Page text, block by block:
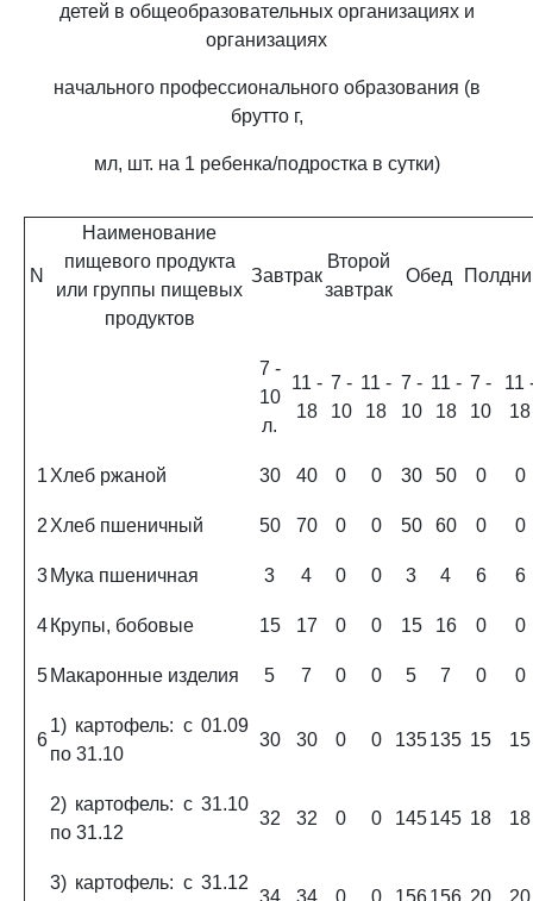
детей в общеобразовательных организациях и
организациях
начального профессионального образования (в
брутто г,
мл, шт. на 1 ребенка/подростка в сутки)
N
Наименование
пищевого продукта
или группы пищевых
продуктов
Завтрак
Второй
завтрак
Обед
7 -
10
л.
11 -
18
7 -
10
11 -
18
7 -
10
11 -
18
7 -
10
11
18
1 Хлеб ржаной 30 40 0 0 30 50 0 0
2 Хлеб пшеничный 50 70 0 0 50 60 0 0
3 Мука пшеничная 3 4 0 0 3 4 6 6
4 Крупы, бобовые 15 17 0 0 15 16 0 0
5 Макаронные изделия 5 7 0 0 5 7 0 0
6
1) картофель: с 01.09
по 31.10
30 30 0 0 135135 15 15
2) картофель: с 31.10
по 31.12
32 32 0 0 145145 18 18
3) картофель: с 31.12
34 34 0 0 156156 20 20